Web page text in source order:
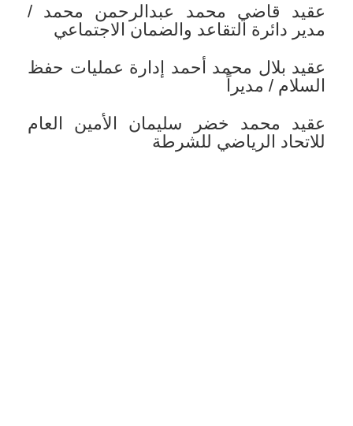
عقيد قاضي محمد عبدالرحمن محمد /
مدير دائرة التقاعد والضمان الاجتماعي
عقيد بلال محمد أحمد إدارة عمليات حفظ
السلام / مديراً
عقيد محمد خضر سليمان الأمين العام
للاتحاد الرياضي للشرطة